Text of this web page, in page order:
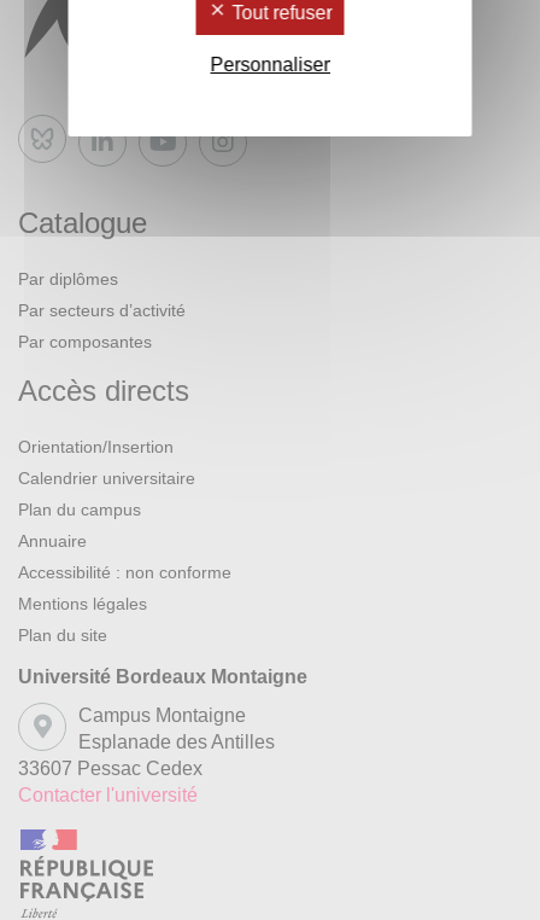
Bluesky
Catalogue
Par diplômes
Par secteurs d’activité
Par composantes
Accès directs
Orientation/Insertion
Calendrier universitaire
Plan du campus
Annuaire
Accessibilité : non conforme
Mentions légales
Plan du site
Université Bordeaux Montaigne
Campus Montaigne
Esplanade des Antilles
33607 Pessac Cedex
Contacter l'université
Tout refuser
Personnaliser